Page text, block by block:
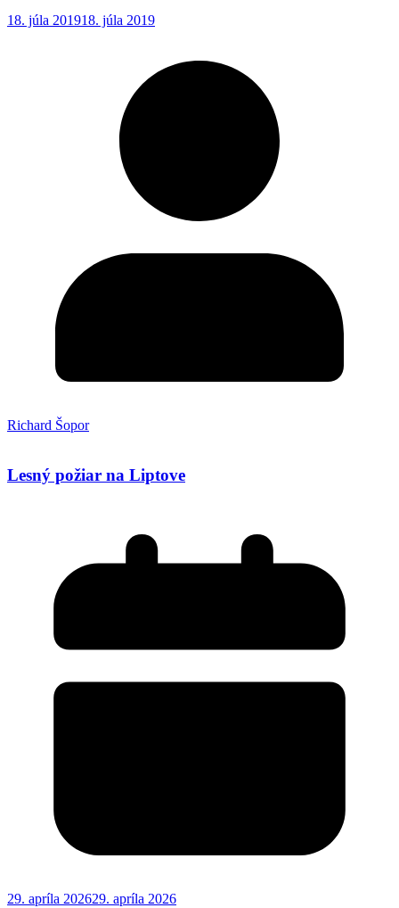
18. júla 201918. júla 2019
Richard Šopor
Lesný požiar na Liptove
29. apríla 202629. apríla 2026